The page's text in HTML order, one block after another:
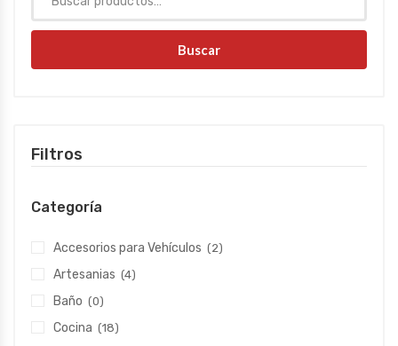
Buscar
Filtros
Categoría
Accesorios para Vehículos (2)
Artesanias (4)
Baño (0)
Cocina (18)